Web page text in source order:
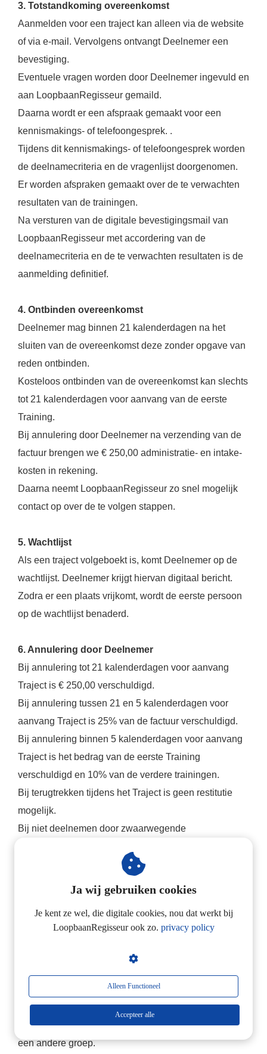
3. Totstandkoming overeenkomst
Aanmelden voor een traject kan alleen via de website
of via e-mail. Vervolgens ontvangt Deelnemer een
bevestiging.
Eventuele vragen worden door Deelnemer ingevuld en
aan LoopbaanRegisseur gemaild.
Daarna wordt er een afspraak gemaakt voor een
kennismakings- of telefoongesprek. .
Tijdens dit kennismakings- of telefoongesprek worden
de deelnamecriteria en de vragenlijst doorgenomen.
Er worden afspraken gemaakt over de te verwachten
resultaten van de trainingen.
Na versturen van de digitale bevestigingsmail van
LoopbaanRegisseur met accordering van de
deelnamecriteria en de te verwachten resultaten is de
aanmelding definitief.
4. Ontbinden overeenkomst
Deelnemer mag binnen 21 kalenderdagen na het
sluiten van de overeenkomst deze zonder opgave van
reden ontbinden.
Kosteloos ontbinden van de overeenkomst kan slechts
tot 21 kalenderdagen voor aanvang van de eerste
Training.
Bij annulering door Deelnemer na verzending van de
factuur brengen we € 250,00 administratie- en intake-
kosten in rekening.
Daarna neemt LoopbaanRegisseur zo snel mogelijk
contact op over de te volgen stappen.
5. Wachtlijst
Als een traject volgeboekt is, komt Deelnemer op de
wachtlijst. Deelnemer krijgt hiervan digitaal bericht.
Zodra er een plaats vrijkomt, wordt de eerste persoon
op de wachtlijst benaderd.
6. Annulering door Deelnemer
Bij annulering tot 21 kalenderdagen voor aanvang
Traject is € 250,00 verschuldigd.
Bij annulering tussen 21 en 5 kalenderdagen voor
aanvang Traject is 25% van de factuur verschuldigd.
Bij annulering binnen 5 kalenderdagen voor aanvang
Traject is het bedrag van de eerste Training
verschuldigd en 10% van de verdere trainingen.
Bij terugtrekken tijdens het Traject is geen restitutie
mogelijk.
Bij niet deelnemen door zwaarwegende
op een andere datum voor dezelfde
7. Onderbreken Traject
Een Traject dient in principe als geheel gevolgd te
Een gemiste Training kan in overleg in een volgende
Training worden ingehaald als er plaats is.
We factureren een toeslag van 20% per Training in
een andere groep.
Ja wij gebruiken cookies
Je kent ze wel, die digitale cookies, nou dat werkt bij
LoopbaanRegisseur ook zo. privacy policy
Alleen Functioneel
Accepteer alle